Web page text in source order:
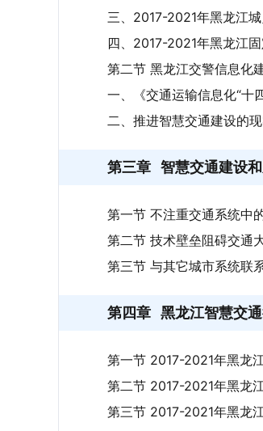
三、2017-2021年黑龙江
四、2017-2021年黑龙江
第二节 黑龙江交警信息化
一、《交通运输信息化“十
二、推进智慧交通建设的
第三章 智慧交通建设
第一节 不注重交通系统中
第二节 技术壁垒阻碍交通
第三节 与其它城市系统联
第四章 黑龙江智慧交
第一节 2017-2021年黑龙
第二节 2017-2021年黑龙
第三节 2017-2021年黑龙